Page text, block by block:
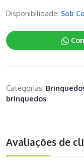
Disponibilidade: Sob
Categorias:
brinquedos
Avaliações de